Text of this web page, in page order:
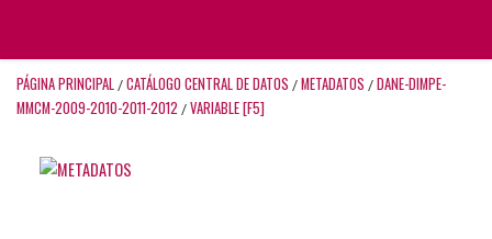
PÁGINA PRINCIPAL / CATÁLOGO CENTRAL DE DATOS / METADATOS / DANE-DIMPE-
MMCM-2009-2010-2011-2012 / VARIABLE [F5]